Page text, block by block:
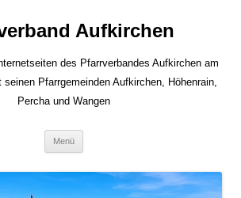
Aufkirchen
des Pfarrverbandes Aufkirchen am
Pfarrgemeinden Aufkirchen, Höhenrain,
Percha und Wangen
Menü